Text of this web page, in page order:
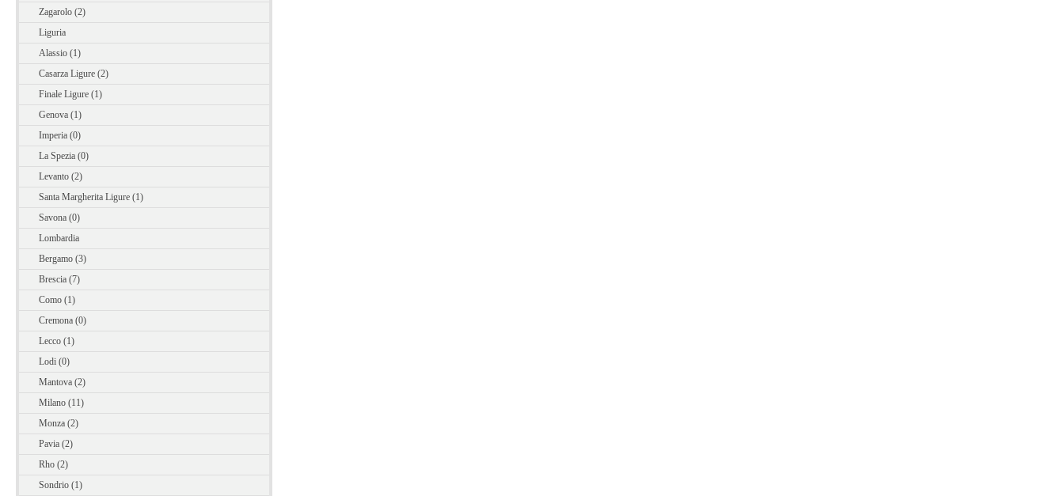
Zagarolo (2)
Liguria
Alassio (1)
Casarza Ligure (2)
Finale Ligure (1)
Genova (1)
Imperia (0)
La Spezia (0)
Levanto (2)
Santa Margherita Ligure (1)
Savona (0)
Lombardia
Bergamo (3)
Brescia (7)
Como (1)
Cremona (0)
Lecco (1)
Lodi (0)
Mantova (2)
Milano (11)
Monza (2)
Pavia (2)
Rho (2)
Sondrio (1)